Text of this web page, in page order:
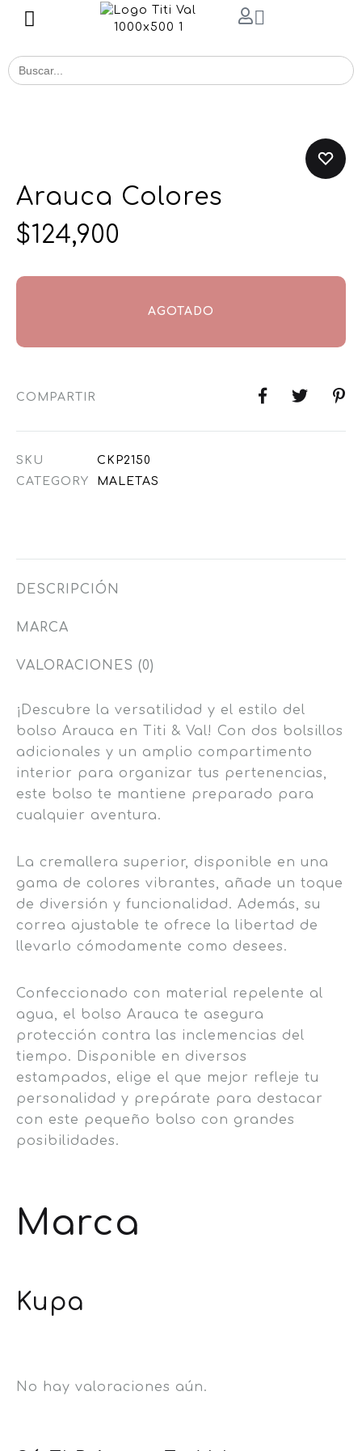
Buscar
for:
Arauca Colores
$124,900
AGOTADO
COMPARTIR
SKU
CKP2150
CATEGORY
MALETAS
DESCRIPCIÓN
MARCA
VALORACIONES (0)
¡Descubre la versatilidad y el estilo del
bolso Arauca en Titi & Val! Con dos bolsillos
adicionales y un amplio compartimento
interior para organizar tus pertenencias,
este bolso te mantiene preparado para
cualquier aventura.
La cremallera superior, disponible en una
gama de colores vibrantes, añade un toque
de diversión y funcionalidad. Además, su
correa ajustable te ofrece la libertad de
llevarlo cómodamente como desees.
Confeccionado con material repelente al
agua, el bolso Arauca te asegura
protección contra las inclemencias del
tiempo. Disponible en diversos
estampados, elige el que mejor refleje tu
personalidad y prepárate para destacar
con este pequeño bolso con grandes
posibilidades.
Marca
Kupa
No hay valoraciones aún.